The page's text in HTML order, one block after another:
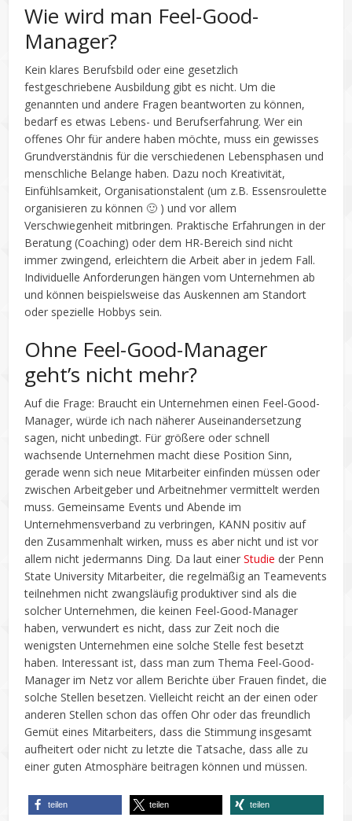
Wie wird man Feel-Good-
Manager?
Kein klares Berufsbild oder eine gesetzlich
festgeschriebene Ausbildung gibt es nicht. Um die
genannten und andere Fragen beantworten zu können,
bedarf es etwas Lebens- und Berufserfahrung. Wer ein
offenes Ohr für andere haben möchte, muss ein gewisses
Grundverständnis für die verschiedenen Lebensphasen und
menschliche Belange haben. Dazu noch Kreativität,
Einfühlsamkeit, Organisationstalent (um z.B. Essensroulette
organisieren zu können 🙂 ) und vor allem
Verschwiegenheit mitbringen. Praktische Erfahrungen in der
Beratung (Coaching) oder dem HR-Bereich sind nicht
immer zwingend, erleichtern die Arbeit aber in jedem Fall.
Individuelle Anforderungen hängen vom Unternehmen ab
und können beispielsweise das Auskennen am Standort
oder spezielle Hobbys sein.
Ohne Feel-Good-Manager
geht’s nicht mehr?
Auf die Frage: Braucht ein Unternehmen einen Feel-Good-
Manager, würde ich nach näherer Auseinandersetzung
sagen, nicht unbedingt. Für größere oder schnell
wachsende Unternehmen macht diese Position Sinn,
gerade wenn sich neue Mitarbeiter einfinden müssen oder
zwischen Arbeitgeber und Arbeitnehmer vermittelt werden
muss. Gemeinsame Events und Abende im
Unternehmensverband zu verbringen, KANN positiv auf
den Zusammenhalt wirken, muss es aber nicht und ist vor
allem nicht jedermanns Ding. Da laut einerStudie der Penn
State University Mitarbeiter, die regelmäßig an Teamevents
teilnehmen nicht zwangsläufig produktiver sind als die
solcher Unternehmen, die keinen Feel-Good-Manager
haben, verwundert es nicht, dass zur Zeit noch die
wenigsten Unternehmen eine solche Stelle fest besetzt
haben. Interessant ist, dass man zum Thema Feel-Good-
Manager im Netz vor allem Berichte über Frauen findet, die
solche Stellen besetzen. Vielleicht reicht an der einen oder
anderen Stellen schon das offen Ohr oder das freundlich
Gemüt eines Mitarbeiters, dass die Stimmung insgesamt
aufheitert oder nicht zu letzte die Tatsache, dass alle zu
einer guten Atmosphäre beitragen können und müssen.
teilen teilen teilen